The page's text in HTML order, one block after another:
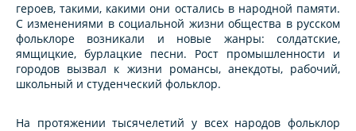
героев, такими, какими они остались в народной памяти.
С изменениями в социальной жизни общества в русском
фольклоре возникали и новые жанры: солдатские,
ямщицкие, бурлацкие песни. Рост промышленности и
городов вызвал к жизни романсы, анекдоты, рабочий,
школьный и студенческий фольклор.
На протяжении тысячелетий у всех народов фольклор